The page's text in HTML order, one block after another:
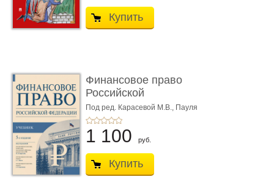
Купить
Финансовое право
Российской
Федерации. 5-е изд�
...
Под ред. Карасевой М.В., Пауля
А.Г., Красюкова А.В.
1 100 руб.
Купить